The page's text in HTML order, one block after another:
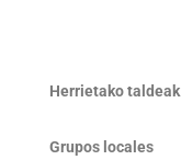
Herrietako taldeak
Grupos locales